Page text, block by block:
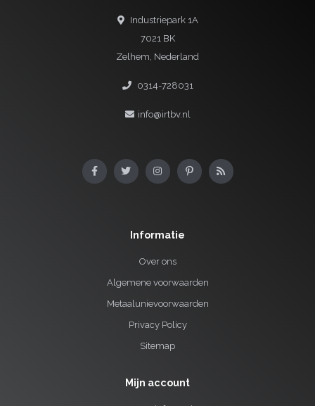
Industriepark 1A
7021 BK
Zelhem, Nederland
0314-728031
info@irtbv.nl
Informatie
Over ons
Algemene voorwaarden
Metaalunievoorwaarden
Privacy Policy
Sitemap
Mijn account